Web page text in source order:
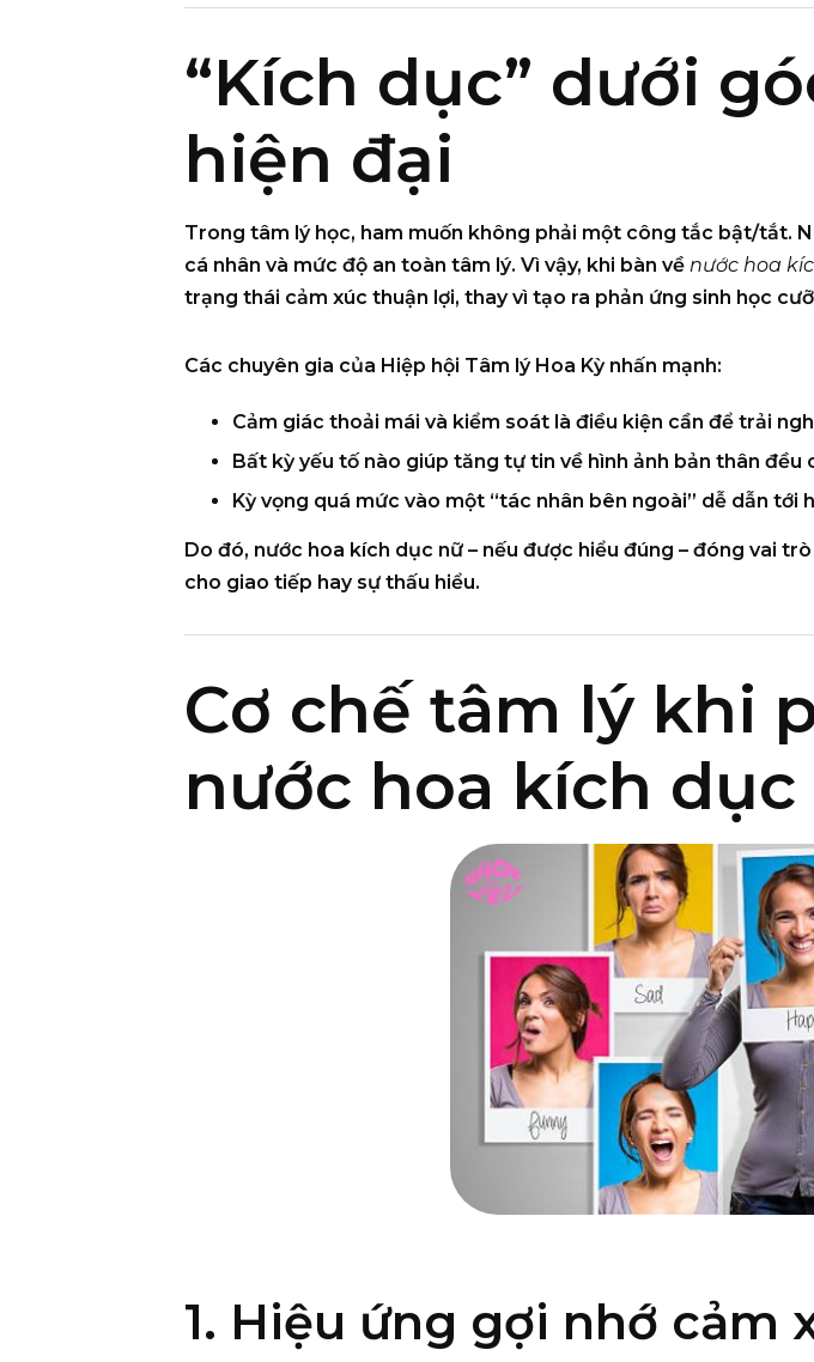
“Kích dục” dưới
hiện đại
Trong tâm lý học, ham muốn không phải một công tắc bật/tắt.
cá nhân và mức độ an toàn tâm lý. Vì vậy, khi bàn về nước hoa
trạng thái cảm xúc thuận lợi, thay vì tạo ra phản ứng sinh học
Các chuyên gia của Hiệp hội Tâm lý Hoa Kỳnhấn mạnh:
Cảm giác thoải mái và kiểm soátlà điều kiện cần để trải
Bất kỳ yếu tố nào giúp tăng tự tin về hình ảnh bản thân đều
Kỳ vọng quá mức vào một “tác nhân bên ngoài” dễ dẫn tới
Do đó, nước hoa kích dục nữ – nếu được hiểu đúng – đóng vai
cho giao tiếp hay sự thấu hiểu.
Cơ chế tâm lý khi
nước hoa kích dục
1. Hiệu ứng gợi nhớ